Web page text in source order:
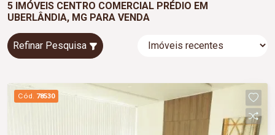
5 IMÓVEIS CENTRO COMERCIAL PRÉDIO EM
UBERLÂNDIA, MG PARA VENDA
Refinar Pesquisa
Cód. 78530